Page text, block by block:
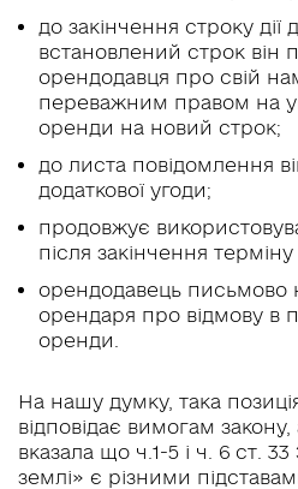
до закінчення строку дії
встановлений строк він
орендодавця про свій
переважним правом на
оренди на новий строк;
до листа повідомлення
додаткової угоди;
продовжує
після закінчення
орендодавець письмово
орендаря про відмову в
оренди.
На нашу думку, така
відповідає вимогам
вказала що ч.1-5 і ч. 6 ст.
землі» є різними